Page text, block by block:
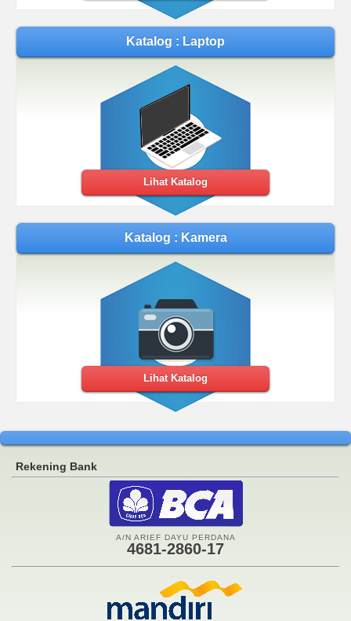
Katalog : Laptop
Lihat Katalog
Katalog : Kamera
Lihat Katalog
Rekening Bank
A/N ARIEF DAYU PERDANA
4681-2860-17